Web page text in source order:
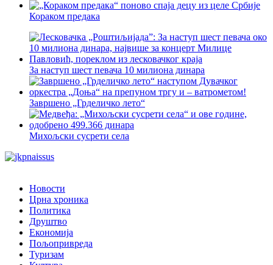
Корaком предака
За наступ шест певача 10 милиона динара
Завршено „Грделичко лето“
Михољски сусрети села
Новости
Црна хроника
Политика
Друштво
Економија
Пољопривреда
Туризам